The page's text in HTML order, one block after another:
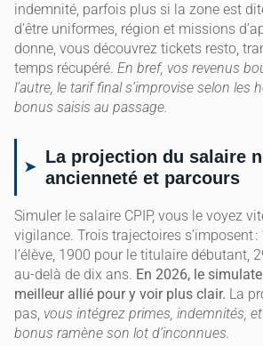
indemnité, parfois plus si la zone est
d’être uniformes, région et missions
donne, vous découvrez tickets resto,
temps récupéré. En bref, vos revenus
l’autre, le tarif final s’improvise selon les
bonus saisis au passage.
La projection du salaire
ancienneté et parcours
Simuler le salaire CPIP, vous le voyez
vigilance. Trois trajectoires s’imposent
l’élève, 1900 pour le titulaire débutant,
au-delà de dix ans. En 2026, le
meilleur allié pour y voir plus clair. La
pas, vous intégrez primes, indemnités,
bonus ramène son lot d’inconnues.